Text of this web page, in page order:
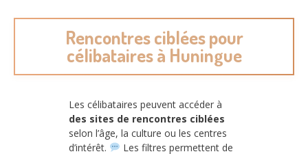
Rencontres ciblées pour
célibataires à Huningue
Les célibataires peuvent accéder à
des sites de rencontres ciblées
selon l’âge, la culture ou les centres
d’intérêt.
Les filtres permettent de